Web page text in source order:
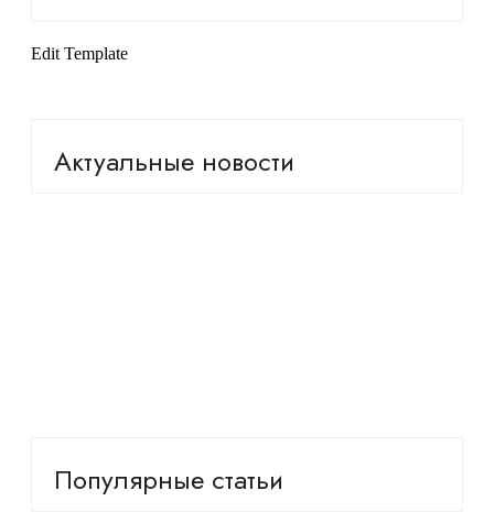
Edit Template
Актуальные новости
Популярные статьи